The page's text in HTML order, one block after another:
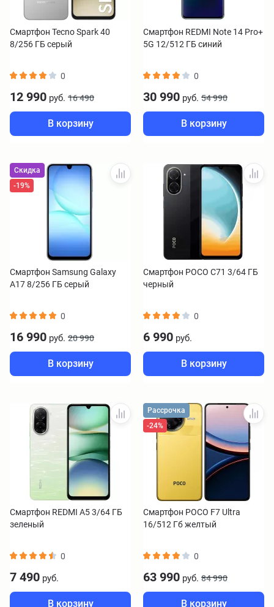
Смартфон Tecno Spark 40
8/256 ГБ серый
0
12 990 руб. 16 490
В корзину
Смартфон REDMI Note 14 Pro+
5G 12/512 ГБ синий
0
30 990 руб. 54 990
В корзину
Скидка
-19%
Смартфон Samsung Galaxy
A17 8/256 ГБ серый
0
16 990 руб. 20 990
В корзину
Смартфон POCO C71 3/64 ГБ
черный
0
6 990 руб.
В корзину
Смартфон REDMI A5 3/64 ГБ
зеленый
0
7 490 руб.
В корзину
Рассрочка
-24%
Смартфон POCO F7 Ultra
16/512 Гб желтый
0
63 990 руб. 84 990
В корзину